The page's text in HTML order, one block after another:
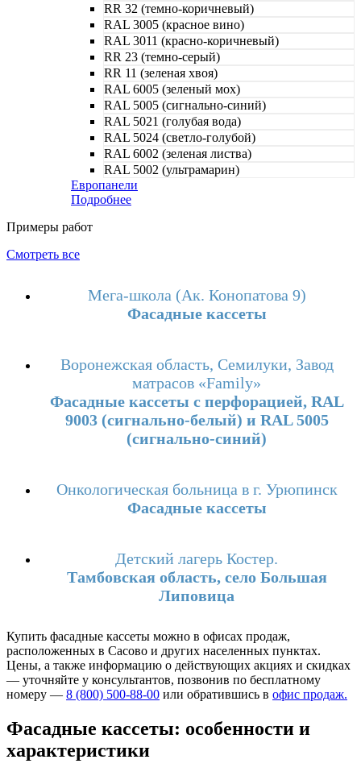
RR 32 (темно-коричневый)
RAL 3005 (красное вино)
RAL 3011 (красно-коричневый)
RR 23 (темно-серый)
RR 11 (зеленая хвоя)
RAL 6005 (зеленый мох)
RAL 5005 (сигнально-синий)
RAL 5021 (голубая вода)
RAL 5024 (светло-голубой)
RAL 6002 (зеленая листва)
RAL 5002 (ультрамарин)
Европанели
Подробнее
Примеры работ
Смотреть все
Мега-школа (Ак. Конопатова 9)
Фасадные кассеты
Воронежская область, Семилуки, Завод
матрасов «Family»
Фасадные кассеты с перфорацией, RAL
9003 (сигнально-белый) и RAL 5005
(сигнально-синий)
Онкологическая больница в г. Урюпинск
Фасадные кассеты
Детский лагерь Костер.
Тамбовская область, село Большая
Липовица
Купить фасадные кассеты можно в офисах продаж,
расположенных в Сасово и других населенных пунктах.
Цены, а также информацию о действующих акциях и скидках
— уточняйте у консультантов, позвонив по бесплатному
номеру — 8 (800) 500-88-00 или обратившись в офис продаж.
Фасадные кассеты: особенности и
характеристики